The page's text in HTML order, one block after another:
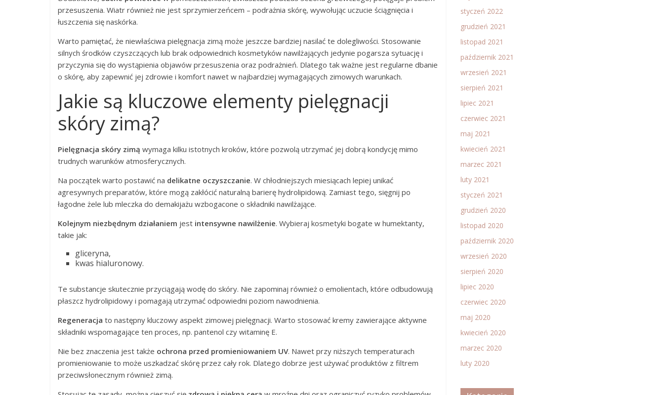
przesuszenia. Wiatr również nie jest sprzymierzeńcem – podrażnia skórę, wywołując uczucie ściągnięcia i
łuszczenia się naskórka.
Warto pamiętać, że niewłaściwa pielęgnacja zimą może jeszcze bardziej nasilać te dolegliwości. Stosowanie
silnych środków czyszczących lub brak odpowiednich kosmetyków nawilżających jedynie pogarsza sytuację i
przyczynia się do wystąpienia objawów przesuszenia oraz podrażnień. Dlatego tak ważne jest regularne dbanie
o skórę, aby zapewnić jej zdrowie i komfort nawet w najbardziej wymagających zimowych warunkach.
Jakie są kluczowe elementy pielęgnacji
skóry zimą?
Pielęgnacja skóry zimą wymaga kilku istotnych kroków, które pozwolą utrzymać jej dobrą kondycję mimo
trudnych warunków atmosferycznych.
Na początek warto postawić na delikatne oczyszczanie. W chłodniejszych miesiącach lepiej unikać
agresywnych preparatów, które mogą zakłócić naturalną barierę hydrolipidową. Zamiast tego, sięgnij po
łagodne żele lub mleczka do demakijażu wzbogacone o składniki nawilżające.
Kolejnym niezbędnym działaniem jest intensywne nawilżenie. Wybieraj kosmetyki bogate w humektanty,
takie jak:
gliceryna,
kwas hialuronowy.
Te substancje skutecznie przyciągają wodę do skóry. Nie zapominaj również o emolientach, które odbudowują
płaszcz hydrolipidowy i pomagają utrzymać odpowiedni poziom nawodnienia.
Regeneracja to następny kluczowy aspekt zimowej pielęgnacji. Warto stosować kremy zawierające aktywne
składniki wspomagające ten proces, np. pantenol czy witaminę E.
Nie bez znaczenia jest także ochrona przed promieniowaniem UV. Nawet przy niższych temperaturach
promieniowanie to może uszkadzać skórę przez cały rok. Dlatego dobrze jest używać produktów z filtrem
przeciwsłonecznym również zimą.
styczeń 2022
grudzień 2021
listopad 2021
październik 2021
wrzesień 2021
sierpień 2021
lipiec 2021
czerwiec 2021
maj 2021
kwiecień 2021
marzec 2021
luty 2021
styczeń 2021
grudzień 2020
listopad 2020
październik 2020
wrzesień 2020
sierpień 2020
lipiec 2020
czerwiec 2020
maj 2020
kwiecień 2020
marzec 2020
luty 2020